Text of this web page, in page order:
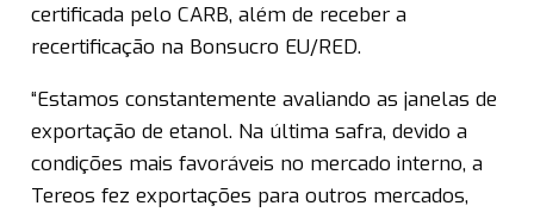
certificada pelo CARB, além de receber a
recertificação na Bonsucro EU/RED.
“Estamos constantemente avaliando as janelas de
exportação de etanol. Na última safra, devido a
condições mais favoráveis no mercado interno, a
Tereos fez exportações para outros mercados,